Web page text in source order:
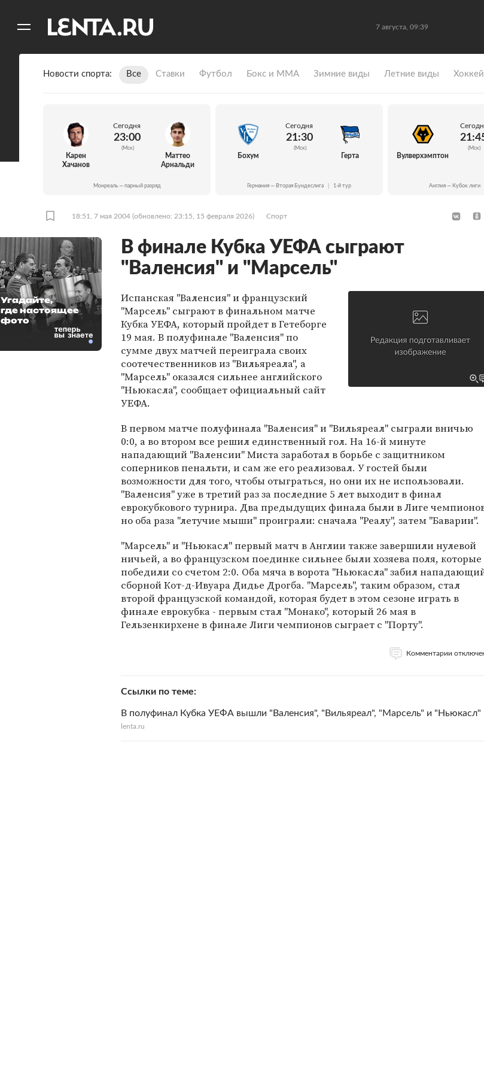
7 августа, 09:39
Новости спорта Все Ставки Футбол Бокс и ММА Зимние виды Летние виды Хоккей
Карен
Хачанов
Сегодня
23:00
(Мск)
Маттео
Арнальди
Монреаль — парный разряд
Бохум
Сегодня
21:30
(Мск)
Герта
Германия — Вторая Бундеслига 1-й тур
Вулверхэмптон
(Мск)
Англия — Кубок лиги
18:51, 7 мая 2004 (обновлено: 23:15, 15 февраля 2026) Спорт
В финале Кубка УЕФА сыграют
"Валенсия" и "Марсель"
Испанская "Валенсия" и французский
"Марсель" сыграют в финальном матче
Кубка УЕФА, который пройдет в Гетеборге
19 мая. В полуфинале "Валенсия" по
сумме двух матчей переиграла своих
соотечественников из "Вильяреала", а
"Марсель" оказался сильнее английского
"Ньюкасла", сообщает официальный сайт
УЕФА.
В первом матче полуфинала "Валенсия" и "Вильяреал" сыграли вничью
0:0, а во втором все решил единственный гол. На 16-й минуте
нападающий "Валенсии" Миста заработал в борьбе с защитником
соперников пенальти, и сам же его реализовал. У гостей были
возможности для того, чтобы отыграться, но они их не использовали.
"Валенсия" уже в третий раз за последние 5 лет выходит в финал
еврокубкового турнира. Два предыдущих финала были в Лиге
но оба раза "летучие мыши" проиграли: сначала "Реалу", затем "Баварии".
"Марсель" и "Ньюкасл" первый матч в Англии также завершили нулевой
ничьей, а во французском поединке сильнее были хозяева поля, которые
победили со счетом 2:0. Оба мяча в ворота "Ньюкасла" забил
сборной Кот-д-Ивуара Дидье Дрогба. "Марсель", таким образом, стал
второй французской командой, которая будет в этом сезоне играть в
финале еврокубка - первым стал "Монако", который 26 мая в
Гельзенкирхене в финале Лиги чемпионов сыграет с "Порту".
Комментарии
Ссылки по теме
В полуфинал Кубка УЕФА вышли "Валенсия", "Вильяреал", "Марсель" и "Ньюкасл"
lenta.ru
Угадайте,
где настоящее
фото